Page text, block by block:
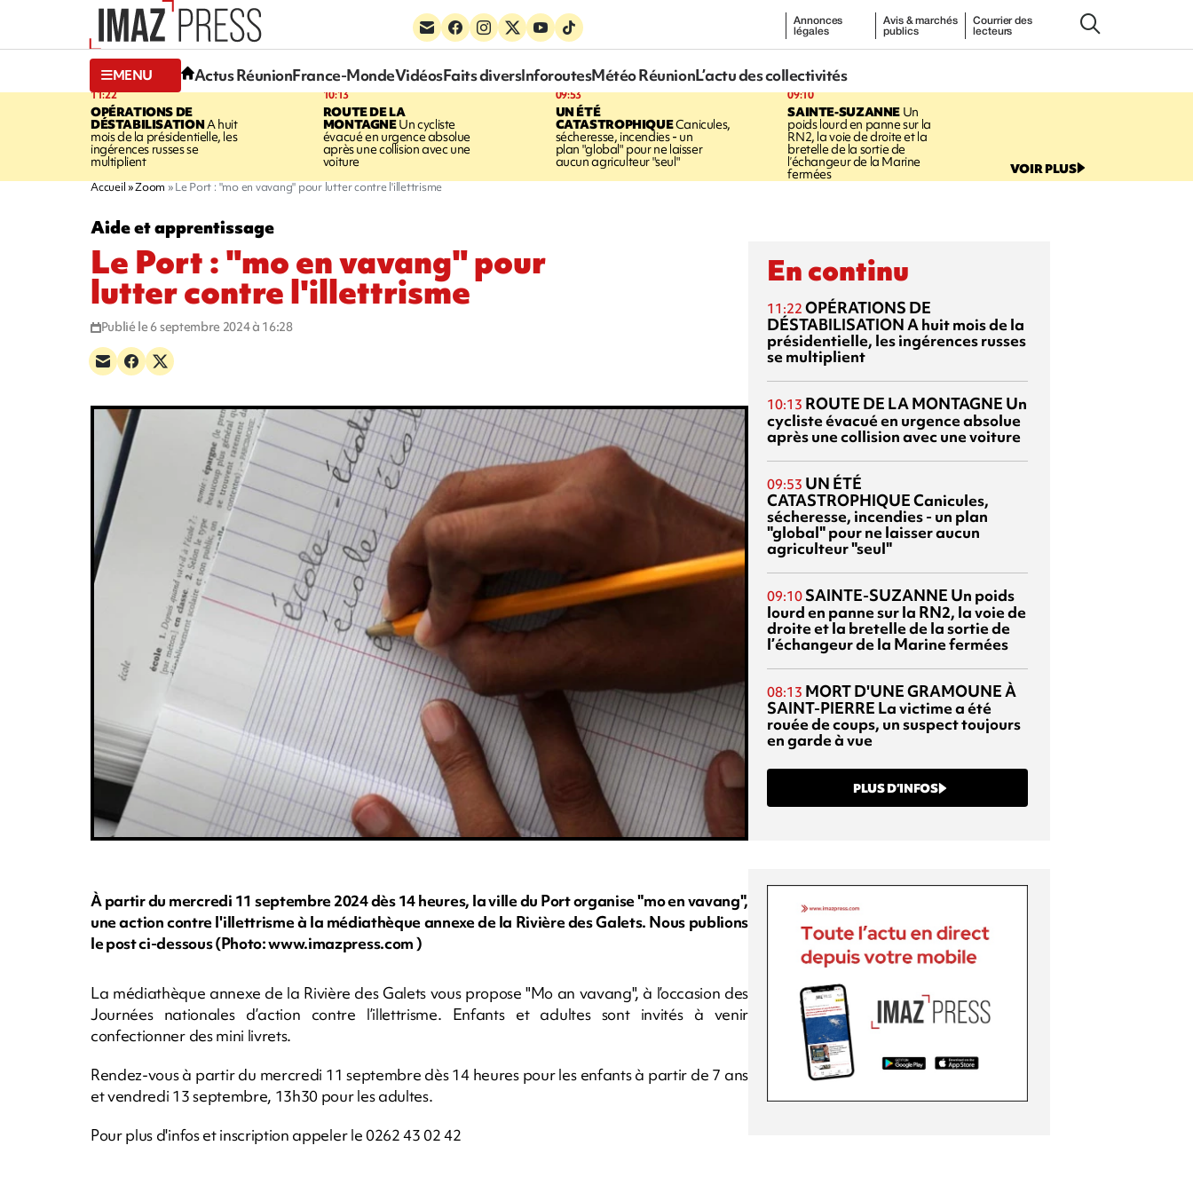
Annonces
légales
Avis & marchés
publics
Courrier des
lecteurs
MENU Actus RéunionFrance-MondeVidéosFaits diversInforoutesMétéo RéunionL’actu des collectivités
11:22
OPÉRATIONS DE
DÉSTABILISATIONA huit
mois de la présidentielle, les
ingérences russes se
multiplient
10:13
ROUTE DE LA
MONTAGNEUn cycliste
évacué en urgence absolue
après une collision avec une
voiture
09:53
UN ÉTÉ
CATASTROPHIQUECanicules,
sécheresse, incendies - un
plan "global" pour ne laisser
aucun agriculteur "seul"
09:10
SAINTE-SUZANNEUn
poids lourd en panne sur la
RN2, la voie de droite et la
bretelle de la sortie de
l’échangeur de la Marine
fermées VOIR PLUS
Accueil Zoom Le Port : "mo en vavang" pour lutter contre l'illettrisme
Aide et apprentissage
Le Port : "mo en vavang" pour
lutter contre l'illettrisme
Publié le 6 septembre 2024 à 16:28
À partir du mercredi 11 septembre 2024 dès 14 heures, la ville du Port organise "mo en vavang",
une action contre l'illettrisme à la médiathèque annexe de la Rivière des Galets. Nous publions
le post ci-dessous (Photo: www.imazpress.com )
La médiathèque annexe de la Rivière des Galets vous propose "Mo an vavang", à l’occasion des
Journées nationales d’action contre l’illettrisme. Enfants et adultes sont invités à venir
confectionner des mini livrets.
Rendez-vous à partir du mercredi 11 septembre dès 14 heures pour les enfants à partir de 7 ans
et vendredi 13 septembre, 13h30 pour les adultes.
Pour plus d'infos et inscription appeler le 0262 43 02 42
En continu
11:22 OPÉRATIONS DE
DÉSTABILISATIONA huit mois de la
présidentielle, les ingérences russes
se multiplient
10:13 ROUTE DE LA MONTAGNE Un
cycliste évacué en urgence absolue
après une collision avec une voiture
09:53 UN ÉTÉ
CATASTROPHIQUECanicules,
sécheresse, incendies - un plan
"global" pour ne laisser aucun
agriculteur "seul"
09:10 SAINTE-SUZANNE Un poids
lourd en panne sur la RN2, la voie de
droite et la bretelle de la sortie de
l’échangeur de la Marine fermées
08:13 MORT D'UNE GRAMOUNE À
SAINT-PIERRE La victime a été
rouée de coups, un suspect toujours
en garde à vue
PLUS D’INFOS